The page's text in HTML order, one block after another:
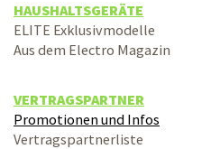
HAUSHALTSGERÄTE
ELITE Exklusivmodelle
Aus dem Electro Magazin
VERTRAGSPARTNER
Promotionen und Infos
Vertragspartnerliste